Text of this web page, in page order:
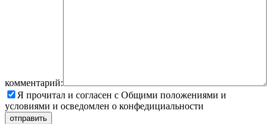
комментарий:
Я прочитал и согласен с Общими положениями и
условиями и осведомлен о конфедициальности